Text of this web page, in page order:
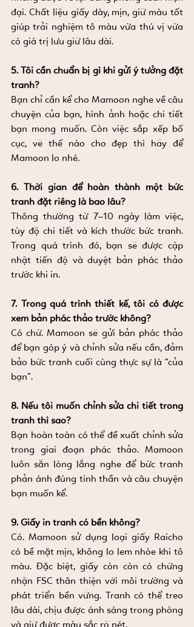
đại. Chất liệu giấy dày, mịn, giữ màu tốt
giúp trải nghiệm tô màu vừa thú vị vừa
có giá trị lưu giữ lâu dài.
5. Tôi cần chuẩn bị gì khi gửi ý tưởng đặt
tranh?
Bạn chỉ cần kể cho Mamoon nghe về câu
chuyện của bạn, hình ảnh hoặc chi tiết
bạn mong muốn. Còn việc sắp xếp bố
cục, vẽ thế nào cho đẹp thì hãy để
Mamoon lo nhé.
6. Thời gian để hoàn thành một bức
tranh đặt riêng là bao lâu?
Thông thường từ 7–10 ngày làm việc,
tùy độ chi tiết và kích thước bức tranh.
Trong quá trình đó, bạn sẽ được cập
nhật tiến độ và duyệt bản phác thảo
trước khi in.
7. Trong quá trình thiết kế, tôi có được
xem bản phác thảo trước không?
Có chứ. Mamoon sẽ gửi bản phác thảo
để bạn góp ý và chỉnh sửa nếu cần, đảm
bảo bức tranh cuối cùng thực sự là “của
bạn”.
8. Nếu tôi muốn chỉnh sửa chi tiết trong
tranh thì sao?
Bạn hoàn toàn có thể đề xuất chỉnh sửa
trong giai đoạn phác thảo. Mamoon
luôn sẵn lòng lắng nghe để bức tranh
phản ánh đúng tinh thần và câu chuyện
bạn muốn kể.
9. Giấy in tranh có bền không?
Có. Mamoon sử dụng loại giấy Raicho
có bề mặt mịn, không lo lem nhòe khi tô
màu. Đặc biệt, giấy còn còn có chứng
nhận FSC thân thiện với môi trường và
phát triển bền vững. Tranh có thể treo
lâu dài, chịu được ánh sáng trong phòng
và giữ được màu sắc rõ nét.